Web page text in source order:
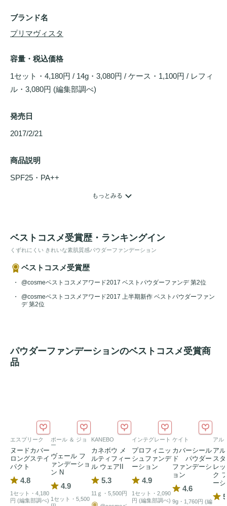
ブランド名
プリマヴィスタ
容量・税込価格
1セット・4,180円 / 14g・3,080円 / ケース・1,100円 / レフィ
ル・3,080円 (編集部調べ)
発売日
2017/2/21
商品説明
SPF25・PA++
そのものの質がよくなったかのような、明るくなめらかな仕
す。
レフィル(専用 スポンジ付) 2,800円／コンパクトケース 1,000
円(別売)
※2019年2月12日「きれいな素肌質感
もっとみる
ベストコスメ受賞歴・ランキングイン
くずれにくい きれいな素肌質感パウダーファンデーション
ベストコスメ受賞歴
@cosmeベストコスメアワード2017 ベストパウダーファンデ 第2位
@cosmeベストコスメアワード2017 上半期新作 ベストパウダーファン
デ 第2位
パウダーファンデーションのベストコスメ受賞商
品
エスプリーク
ヌードカバー
ロングステイ
パクト
4.8
1セット・4,180
円 (編集部調べ)
ポール ＆ ジョ
ー
ヴェール フ
ァンデーショ
ン N
4.9
1セット・5,500
KANEBO
カネボウ メ
ルティフィー
ル ウェアII
5.3
11ｇ・5,500円
インテグレート
プロフィニッ
シュファンデ
ーション
4.9
1セット・2,090
円 (編集部調べ)
ケイト
カバーシール
ド パウダー
ファンデーシ
ョン
4.6
9g・1,760円 (編
アル
ア
ス
レ
ク
ー